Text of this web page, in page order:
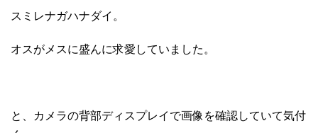
スミレナガハナダイ。
オスがメスに盛んに求愛していました。
と、カメラの背部ディスプレイで画像を確認していて気付